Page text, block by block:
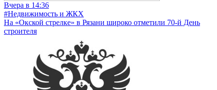
Вчера в 14:36
#Недвижимость и ЖКХ
На «Окской стрелке» в Рязани широко отметили 70-й День
строителя